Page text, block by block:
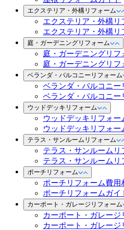
エクステリア・外構リフォーム
エクステリア・外構
エクステリア・外構リ
庭・ガーデニングリフォーム
庭・ガーデニングリフ
庭・ガーデニングリフ
ベランダ・バルコニーリフォーム
ベランダ・バルコニー
ベランダ・バルコニー
ウッドデッキリフォーム
ウッドデッキリフォー
ウッドデッキリフォー
テラス・サンルームリフォーム
テラス・サンルーム
テラス・サンルームリ
ポーチリフォーム
ポーチリフォーム費用
ポーチリフォームガイ
カーポート・ガレージリフォーム
カーポート・ガレー
カーポート・ガレージ